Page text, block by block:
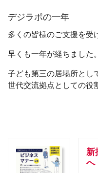
デジラポの一年
多くの皆様のご支援を受
早くも一年が経ちました。
子ども第三の居場所とし
世代交流拠点としての役
新
へ